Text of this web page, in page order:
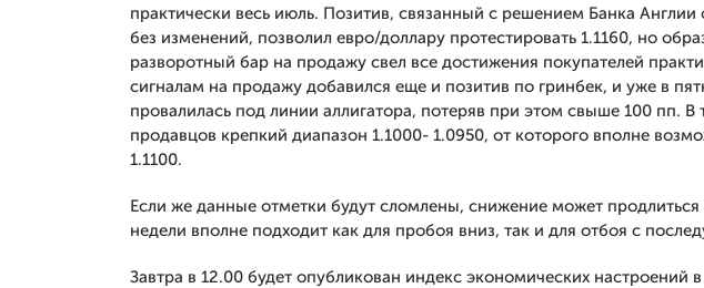
практически весь июль. Позитив, связанный с решением Банка Англии
без изменений, позволил евро/доллару протестировать 1.1160, но
разворотный бар на продажу свел все достижения покупателей
сигналам на продажу добавился еще и позитив по гринбек, и уже в
провалилась под линии аллигатора, потеряв при этом свыше 100 пп.
продавцов крепкий диапазон 1.1000- 1.0950, от которого вполне
1.1100.
Если же данные отметки будут сломлены, снижение может
недели вполне подходит как для пробоя вниз, так и для отбоя с
Завтра в 12.00 будет опубликован индекс экономических настроений